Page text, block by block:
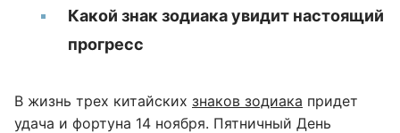
Какой знак зодиака увидит настоящий
прогресс
В жизнь трех китайских знаков зодиака придет
удача и фортуна 14 ноября. Пятничный День